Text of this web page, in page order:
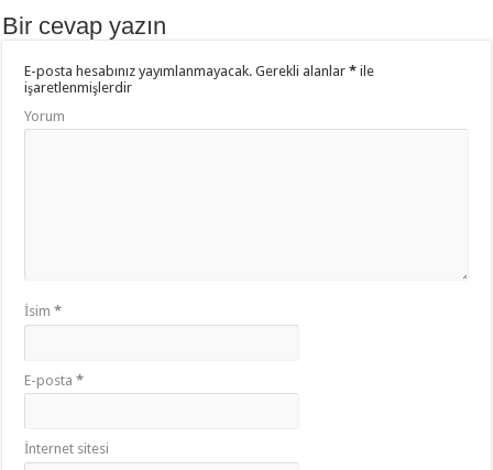
o
k
Bir cevap yazın
E-posta hesabınız yayımlanmayacak. Gerekli alanlar* ile
işaretlenmişlerdir
Yorum
İsim*
E-posta*
İnternet sitesi